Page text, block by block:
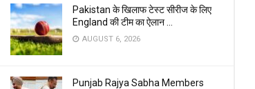
Pakistan के खिलाफ टेस्ट सीरीज के लिए
England की टीम का ऐलान …
AUGUST 6, 2026
Punjab Rajya Sabha Members